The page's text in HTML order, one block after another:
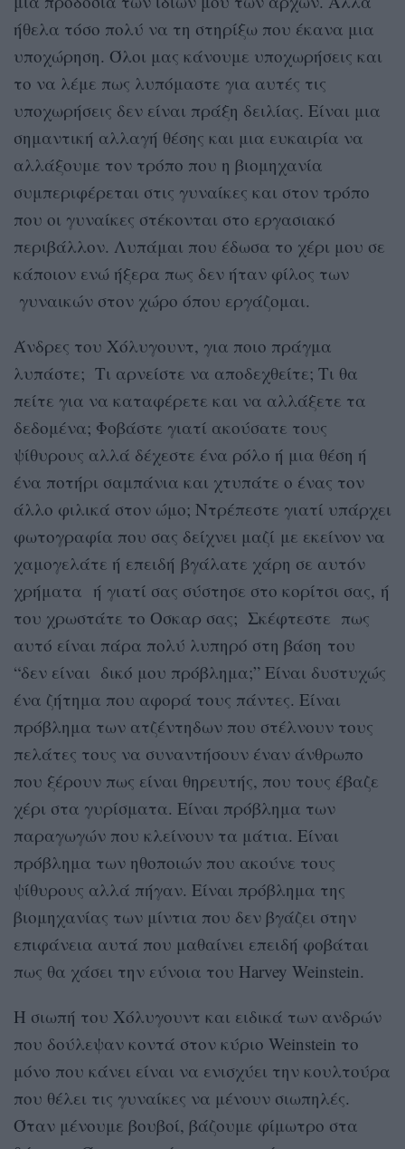
ήθελα τόσο πολύ να τη στηρίξω που έκανα μια
υποχώρηση. Όλοι μας κάνουμε υποχωρήσεις και
το να λέμε πως λυπόμαστε για αυτές τις
υποχωρήσεις δεν είναι πράξη δειλίας. Είναι μια
σημαντική αλλαγή θέσης και μια ευκαιρία να
αλλάξουμε τον τρόπο που η βιομηχανία
συμπεριφέρεται στις γυναίκες και στον τρόπο
που οι γυναίκες στέκονται στο εργασιακό
περιβάλλον. Λυπάμαι που έδωσα το χέρι μου σε
κάποιον ενώ ήξερα πως δεν ήταν φίλος των
γυναικών στον χώρο όπου εργάζομαι.
Άνδρες του Χόλυγουντ, για ποιο πράγμα
λυπάστε; Τι αρνείστε να αποδεχθείτε; Τι θα
πείτε για να καταφέρετε και να αλλάξετε τα
δεδομένα; Φοβάστε γιατί ακούσατε τους
ψίθυρους αλλά δέχεστε ένα ρόλο ή μια θέση ή
ένα ποτήρι σαμπάνια και χτυπάτε ο ένας τον
άλλο φιλικά στον ώμο; Ντρέπεστε γιατί υπάρχει
φωτογραφία που σας δείχνει μαζί με εκείνον να
χαμογελάτε ή επειδή βγάλατε χάρη σε αυτόν
χρήματα ή γιατί σας σύστησε στο κορίτσι σας, ή
του χρωστάτε το Οσκαρ σας; Σκέφτεστε πως
αυτό είναι πάρα πολύ λυπηρό στη βάση του
“δεν είναι δικό μου πρόβλημα;” Είναι δυστυχώς
ένα ζήτημα που αφορά τους πάντες. Είναι
πρόβλημα των ατζέντηδων που στέλνουν τους
πελάτες τους να συναντήσουν έναν άνθρωπο
που ξέρουν πως είναι θηρευτής, που τους έβαζε
χέρι στα γυρίσματα. Είναι πρόβλημα των
παραγωγών που κλείνουν τα μάτια. Είναι
πρόβλημα των ηθοποιών που ακούνε τους
ψίθυρους αλλά πήγαν. Είναι πρόβλημα της
βιομηχανίας των μίντια που δεν βγάζει στην
επιφάνεια αυτά που μαθαίνει επειδή φοβάται
πως θα χάσει την εύνοια του Harvey Weinstein.
Η σιωπή του Χόλυγουντ και ειδικά των ανδρών
που δούλεψαν κοντά στον κύριο Weinstein το
μόνο που κάνει είναι να ενισχύει την κουλτούρα
που θέλει τις γυναίκες να μένουν σιωπηλές.
Όταν μένουμε βουβοί, βάζουμε φίμωτρο στα